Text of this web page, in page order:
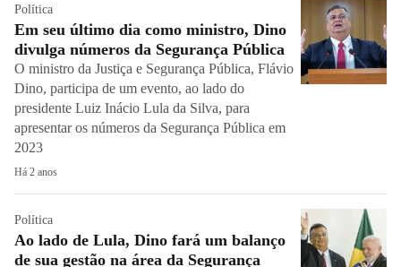
Política
Em seu último dia como ministro, Dino
divulga números da Segurança Pública
O ministro da Justiça e Segurança Pública, Flávio
Dino, participa de um evento, ao lado do
presidente Luiz Inácio Lula da Silva, para
apresentar os números da Segurança Pública em
2023
Há 2 anos
Política
Ao lado de Lula, Dino fará um balanço
de sua gestão na área da Segurança